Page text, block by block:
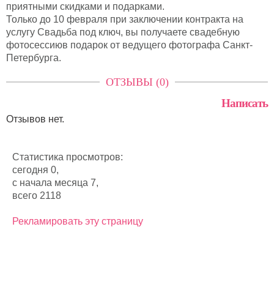
приятными скидками и подарками.
Только до 10 февраля при заключении контракта на
услугу Свадьба под ключ, вы получаете свадебную
фотосессиюв подарок от ведущего фотографа Санкт-
Петербурга.
ОТЗЫВЫ (0)
Написать
Отзывов нет.
Статистика просмотров:
сегодня 0,
с начала месяца 7,
всего 2118
Рекламировать эту страницу